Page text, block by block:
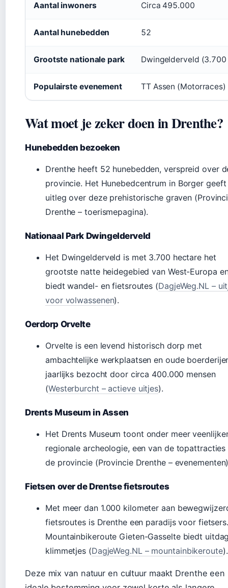
Aantal inwoners Circa 495.000
Aantal hunebedden 52
Grootste nationale park Dwingelderveld (3.700
Populairste evenement TT Assen (Motorraces)
Wat moet je zeker doen in Drenthe?
Hunebedden bezoeken
Drenthe heeft 52 hunebedden, verspreid over
provincie. Het Hunebedcentrum in Borger geeft
uitleg over deze prehistorische graven
Drenthe – toerismepagina).
Nationaal Park Dwingelderveld
Het Dwingelderveld is met 3.700 hectare het
grootste natte heidegebied van West-Europa
biedt wandel- en fietsroutes (DagjeWeg.NL –
voor volwassenen).
Oerdorp Orvelte
Orvelte is een levend historisch dorp met
ambachtelijke werkplaatsen en oude
jaarlijks bezocht door circa 400.000 mensen
(Westerburcht – actieve uitjes).
Drents Museum in Assen
Het Drents Museum toont onder meer
regionale archeologie, een van de topattracties
de provincie (Provincie Drenthe –
Fietsen over de Drentse fietsroutes
Met meer dan 1.000 kilometer aan
fietsroutes is Drenthe een paradijs voor fietsers.
Mountainbikeroute Gieten-Gasselte biedt
klimmetjes (DagjeWeg.NL – mountainbikeroute).
Deze mix van natuur en cultuur maakt Drenthe een